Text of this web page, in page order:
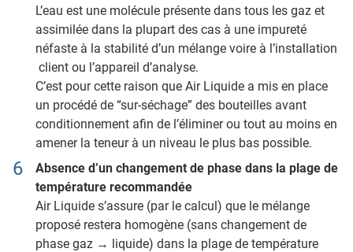
L’eau est une molécule présente dans tous les gaz et
assimilée dans la plupart des cas à une impureté
néfaste à la stabilité d’un mélange voire à l’installation
client ou l’appareil d’analyse.
C’est pour cette raison que Air Liquide a mis en place
un procédé de “sur-séchage” des bouteilles avant
conditionnement afin de l’éliminer ou tout au moins en
amener la teneur à un niveau le plus bas possible.
Absence d’un changement de phase dans la plage de
température recommandée
Air Liquide s’assure (par le calcul) que le mélange
proposé restera homogène (sans changement de
phase gaz → liquide) dans la plage de température